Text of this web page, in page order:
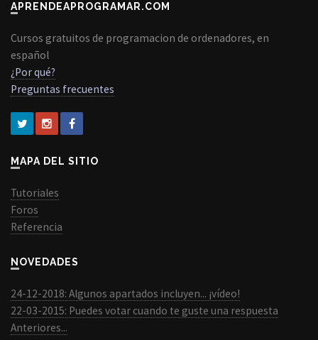
APRENDEAPROGRAMAR.COM
Cursos gratuitos de programacion de ordenadores, en
español
¿Por qué?
Preguntas frecuentes
MAPA DEL SITIO
Tutoriales
Foros
Referencia
NOVEDADES
24-12-2018: Algunos apartados incluyen... ¡vídeo!
22-03-2015: Puedes votar cuando te guste una respuesta
Anteriores...